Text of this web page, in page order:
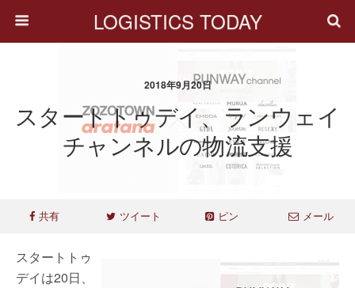
LOGISTICS TODAY
2018年9月20日
スタートトゥデイ、ランウェイ
チャンネルの物流支援
共有 ツイート ピン メール
スタートトゥ
デイは20日、